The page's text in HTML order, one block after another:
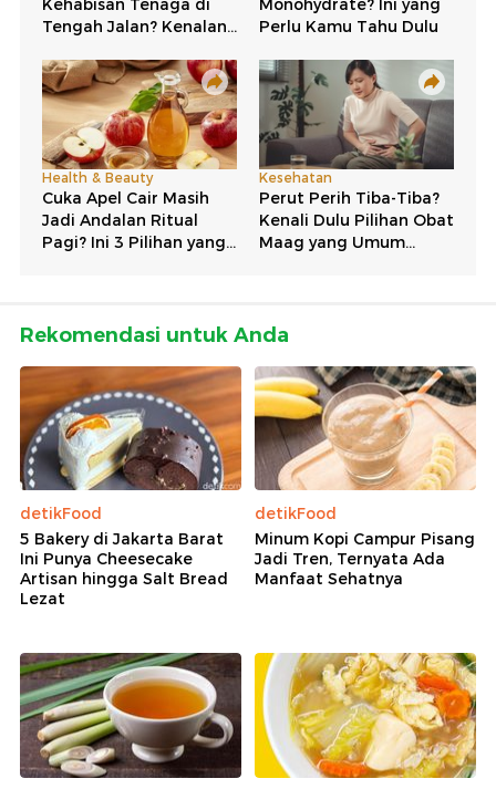
Rekomendasi untuk Anda
detikFood
5 Bakery di Jakarta Barat
Ini Punya Cheesecake
Artisan hingga Salt Bread
Lezat
detikFood
Minum Kopi Campur Pisang
Jadi Tren, Ternyata Ada
Manfaat Sehatnya